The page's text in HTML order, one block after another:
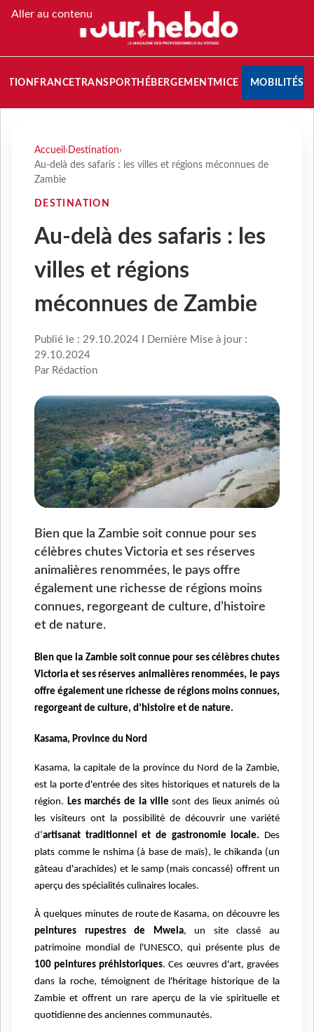
Aller au contenu
FRANCETRANSPORT HÉBERGEMENTMICE MOBILITÉS
Accueil › Destination›
Au-delà des safaris : les villes et régions méconnues de
Zambie
DESTINATION
Au-delà des safaris : les
villes et régions
méconnues de Zambie
Publié le : 29.10.2024 I Dernière Mise à jour :
29.10.2024
Par Rédaction
Bien que la Zambie soit connue pour ses
célèbres chutes Victoria et ses réserves
animalières renommées, le pays offre
également une richesse de régions moins
connues, regorgeant de culture, d’histoire
et de nature.
Bien que la Zambie soit connue pour ses célèbres chutes
Victoria et ses réserves animalières renommées, le pays
offre également une richesse de régions moins connues,
regorgeant de culture, d’histoire et de nature.
Kasama, Province du Nord
Kasama, la capitale de la province du Nord de la Zambie,
est la porte d'entrée des sites historiques et naturels de la
région. Les marchés de la villesont des lieux animés où
les visiteurs ont la possibilité de découvrir une variété
d’artisanat traditionnel et de gastronomie locale. Des
plats comme le nshima (à base de maïs), le chikanda (un
gâteau d'arachides) et le samp (maïs concassé) offrent un
aperçu des spécialités culinaires locales.
À quelques minutes de route de Kasama, on découvre les
peintures rupestres de Mwela, un site classé au
patrimoine mondial de l'UNESCO, qui présente plus de
100 peintures préhistoriques. Ces œuvres d'art, gravées
dans la roche, témoignent de l'héritage historique de la
Zambie et offrent un rare aperçu de la vie spirituelle et
quotidienne des anciennes communautés.